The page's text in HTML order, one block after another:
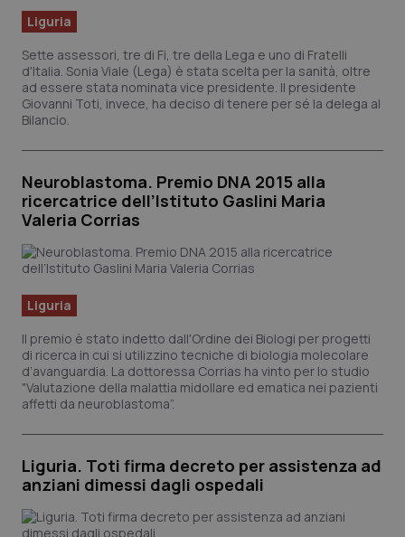
Quotidiano Oncologia
Quotidiano Pediatria
Rene & patologie urogenitali
Salute orale & impianti
Sangue & coagulazione
Tiroide
Tumore al seno
Tumore ovarico
Tumori del Polmone & Testa Collo
Tumori gastrointestinali
Ulcera & Reflusso
Vaccini
Liguria
Sette assessori, tre di Fi, tre della Lega e uno di Fratelli
d'Italia. Sonia Viale (Lega) è stata scelta per la sanità, oltre
ad essere stata nominata vice presidente. Il presidente
Giovanni Toti, invece, ha deciso di tenere per sé la delega al
Bilancio.
Neuroblastoma. Premio DNA 2015 alla
ricercatrice dell’Istituto Gaslini Maria
Valeria Corrias
Liguria
Il premio è stato indetto dall'Ordine dei Biologi per progetti
di ricerca in cui si utilizzino tecniche di biologia molecolare
d’avanguardia. La dottoressa Corrias ha vinto per lo studio
"Valutazione della malattia midollare ed ematica nei pazienti
affetti da neuroblastoma”.
Liguria. Toti firma decreto per assistenza ad
anziani dimessi dagli ospedali